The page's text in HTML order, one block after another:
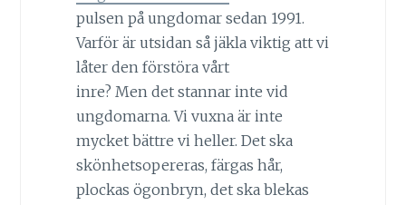
pulsen på ungdomar sedan 1991.
Varför är utsidan så jäkla viktig att vi
låter den förstöra vårt
inre? Men det stannar inte vid
ungdomarna. Vi vuxna är inte
mycket bättre vi heller. Det ska
skönhetsopereras, färgas hår,
plockas ögonbryn, det ska blekas